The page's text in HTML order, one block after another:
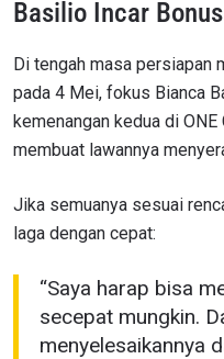
Basilio Incar
Di tengah masa persiapan
pada 4 Mei, fokus Bianca
kemenangan kedua di
membuat lawannya
Jika semuanya sesuai
laga dengan cepat:
“Saya harap bisa
secepat mungkin.
menyelesaikannya